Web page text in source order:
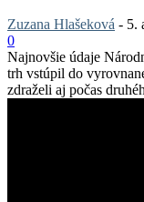
Zuzana Hlašeková - 5.
0
Najnovšie údaje
trh vstúpil do
zdraželi aj počas